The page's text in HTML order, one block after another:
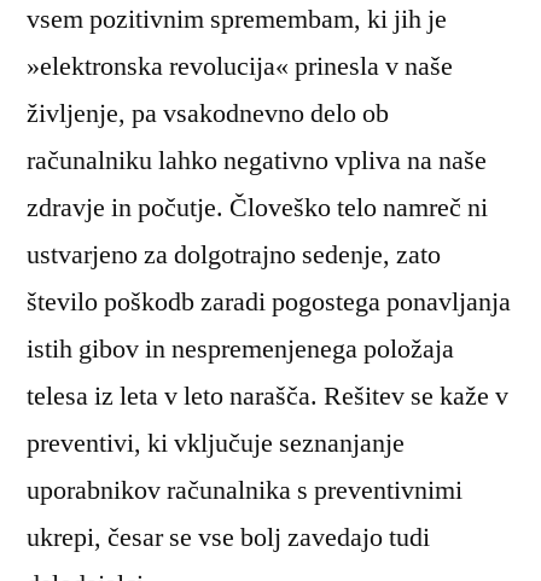
vsem pozitivnim spremembam, ki jih je
»elektronska revolucija« prinesla v naše
življenje, pa vsakodnevno delo ob
računalniku lahko negativno vpliva na naše
zdravje in počutje. Človeško telo namreč ni
ustvarjeno za dolgotrajno sedenje, zato
število poškodb zaradi pogostega ponavljanja
istih gibov in nespremenjenega položaja
telesa iz leta v leto narašča. Rešitev se kaže v
preventivi, ki vključuje seznanjanje
uporabnikov računalnika s preventivnimi
ukrepi, česar se vse bolj zavedajo tudi